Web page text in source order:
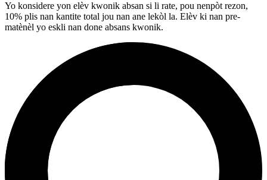
Yo konsidere yon elèv kwonik absan si li rate, pou nenpòt rezon,
10% plis nan kantite total jou nan ane lekòl la. Elèv ki nan pre-
matènèl yo eskli nan done absans kwonik.